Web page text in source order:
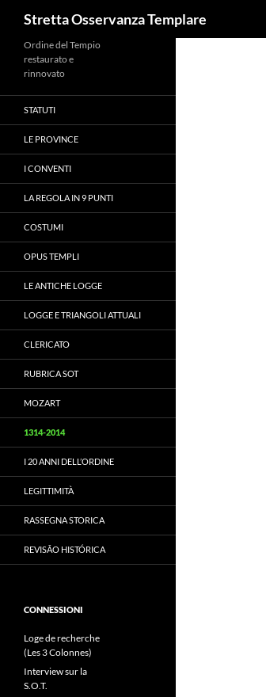
Stretta Osservanza Templare
Ordine del Tempio
restaurato e
rinnovato
STATUTI
LE PROVINCE
I CONVENTI
LA REGOLA IN 9 PUNTI
COSTUMI
OPUS TEMPLI
LE ANTICHE LOGGE
LOGGE E TRIANGOLI ATTUALI
CLERICATO
RUBRICA SOT
MOZART
1314-2014
I 20 ANNI DELL’ORDINE
LEGITTIMITÀ
RASSEGNA STORICA
REVISÃO HISTÓRICA
CONNESSIONI
Loge de recherche
(Les 3 Colonnes)
Interview sur la
S.O.T.